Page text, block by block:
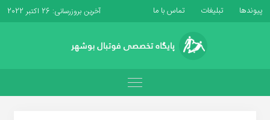
پیوندها تبلیغات تماس با ما آخرین بروزرسانی: 26 اکتبر 2022